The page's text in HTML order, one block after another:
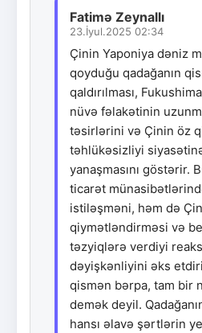
Fatimə Zeynallı
23.İyul.2025 02:34
Çinin Yaponiya dəniz
qoyduğu qadağanın
qaldırılması,
nüvə fəlakətinin
təsirlərini və Çinin öz
təhlükəsizliyi
yanaşmasını göstərir.
ticarət
istiləşməni, həm də
qiymətləndirməsi və
təzyiqlərə verdiyi
dəyişkənliyini əks
qismən bərpa, tam bir
demək deyil.
hansı əlavə şərtlərin